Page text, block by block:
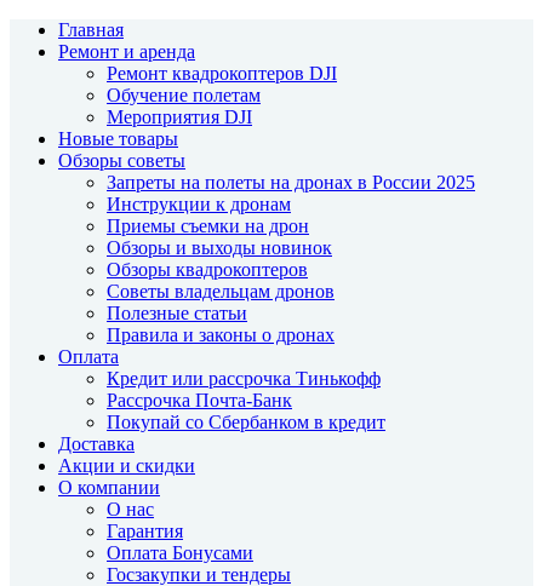
Главная
Ремонт и аренда
Ремонт квадрокоптеров DJI
Обучение полетам
Мероприятия DJI
Новые товары
Обзоры советы
Запреты на полеты на дронах в России 2025
Инструкции к дронам
Приемы съемки на дрон
Обзоры и выходы новинок
Обзоры квадрокоптеров
Советы владельцам дронов
Полезные статьи
Правила и законы о дронах
Оплата
Кредит или рассрочка Тинькофф
Рассрочка Почта-Банк
Покупай со Сбербанком в кредит
Доставка
Акции и скидки
О компании
О нас
Гарантия
Оплата Бонусами
Госзакупки и тендеры